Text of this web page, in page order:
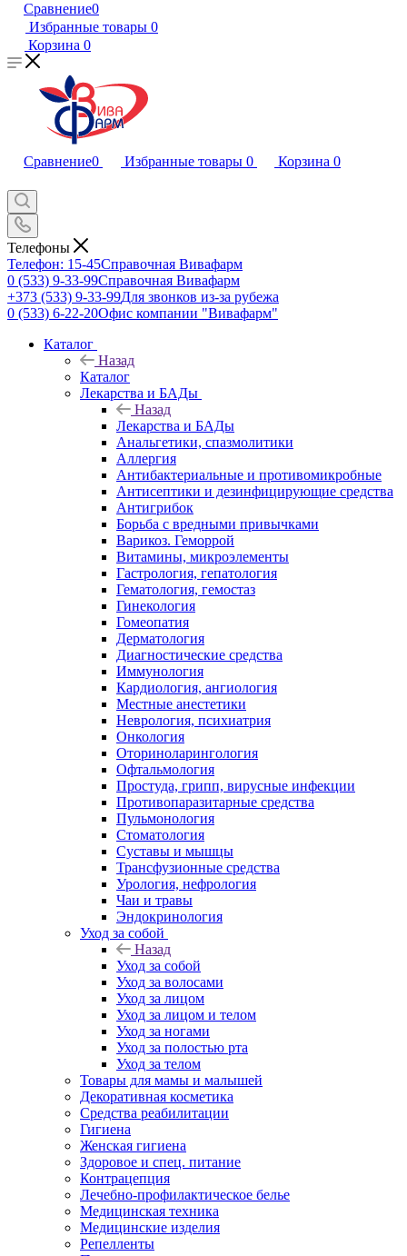
Сравнение0
Избранные товары 0
Корзина 0
Сравнение0 Избранные товары 0 Корзина 0
Телефоны
Телефон: 15-45Справочная Вивафарм
0 (533) 9-33-99Справочная Вивафарм
+373 (533) 9-33-99Для звонков из-за рубежа
0 (533) 6-22-20Офис компании "Вивафарм"
Каталог
Назад
Каталог
Лекарства и БАДы
Назад
Лекарства и БАДы
Анальгетики, спазмолитики
Аллергия
Антибактериальные и противомикробные
Антисептики и дезинфицирующие средства
Антигрибок
Борьба с вредными привычками
Варикоз. Геморрой
Витамины, микроэлементы
Гастрология, гепатология
Гематология, гемостаз
Гинекология
Гомеопатия
Дерматология
Диагностические средства
Иммунология
Кардиология, ангиология
Местные анестетики
Неврология, психиатрия
Онкология
Оториноларингология
Офтальмология
Простуда, грипп, вирусные инфекции
Противопаразитарные средства
Пульмонология
Стоматология
Суставы и мышцы
Трансфузионные средства
Урология, нефрология
Чаи и травы
Эндокринология
Уход за собой
Назад
Уход за собой
Уход за волосами
Уход за лицом
Уход за лицом и телом
Уход за ногами
Уход за полостью рта
Уход за телом
Товары для мамы и малышей
Декоративная косметика
Средства реабилитации
Гигиена
Женская гигиена
Здоровое и спец. питание
Контрацепция
Лечебно-профилактическое белье
Медицинская техника
Медицинские изделия
Репелленты